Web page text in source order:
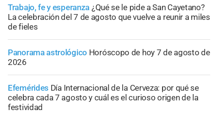
Trabajo, fe y esperanza ¿Qué se le pide a San Cayetano?
La celebración del 7 de agosto que vuelve a reunir a miles
de fieles
Panorama astrológico Horóscopo de hoy 7 de agosto de
2026
Efemérides Día Internacional de la Cerveza: por qué se
celebra cada 7 agosto y cuál es el curioso origen de la
festividad